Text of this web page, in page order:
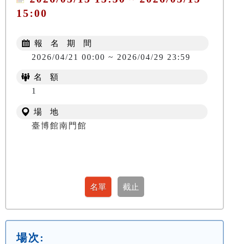
15:00
報 名 期 間
2026/04/21 00:00 ~ 2026/04/29 23:59
名 額
1
場 地
臺博館南門館
場次: